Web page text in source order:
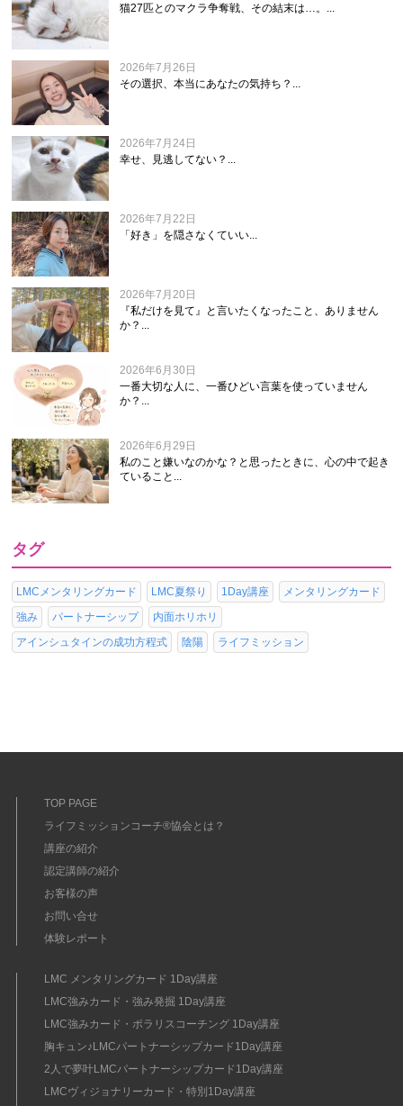
猫27匹とのマクラ争奪戦、その結末は…。...
2026年7月26日
その選択、本当にあなたの気持ち？...
2026年7月24日
幸せ、見逃してない？...
2026年7月22日
「好き」を隠さなくていい...
2026年7月20日
『私だけを見て』と言いたくなったこと、ありません
か？...
2026年6月30日
一番大切な人に、一番ひどい言葉を使っていません
か？...
2026年6月29日
私のこと嫌いなのかな？と思ったときに、心の中で起き
ていること...
タグ
LMCメンタリングカード LMC夏祭り 1Day講座
メンタリングカード
強み
パートナーシップ
内面ホリホリ
アインシュタインの成功方程式
陰陽 ライフミッション
TOP PAGE
ライフミッションコーチ®協会とは？
講座の紹介
認定講師の紹介
お客様の声
お問い合せ
体験レポート
LMC メンタリングカード 1Day講座
LMC強みカード・強み発掘 1Day講座
LMC強みカード・ポラリスコーチング 1Day講座
胸キュン♪LMCパートナーシップカード1Day講座
2人で夢叶LMCパートナーシップカード1Day講座
LMCヴィジョナリーカード・特別1Day講座